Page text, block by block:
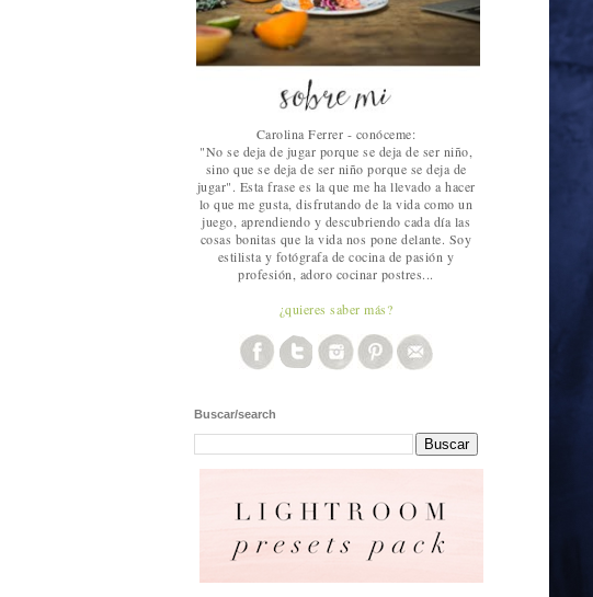
Carolina Ferrer - conóceme:
"No se deja de jugar porque se deja de ser niño,
sino que se deja de ser niño porque se deja de
jugar". Esta frase es la que me ha llevado a hacer
lo que me gusta, disfrutando de la vida como un
juego, aprendiendo y descubriendo cada día las
cosas bonitas que la vida nos pone delante. Soy
estilista y fotógrafa de cocina de pasión y
profesión, adoro cocinar postres...
¿quieres saber más?
Buscar/search